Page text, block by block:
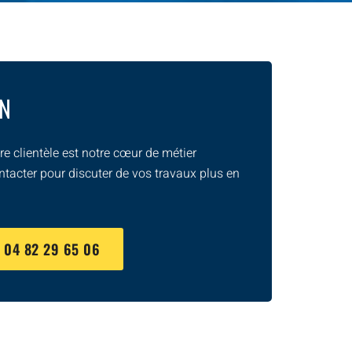
clientèle est notre cœur de métier
pour discuter de vos travaux plus en
04 82 29 65 06